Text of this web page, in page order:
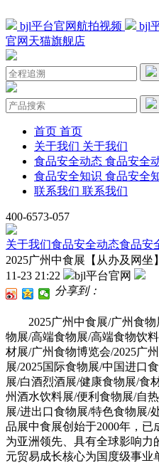
bjl平台官网航拍视频 bjl
官网天猫旗舰店
首页 首页
关于我们 关于我们
食品安全动态 食品安全
食品安全知识 食品安全
联系我们 联系我们
400-6573-057
关于我们食品安全动态食品安
2025广州中食展【从办及网坐
11-23 21:22
bjl平台官网
分享到：
2025广州中食展/广州食物
物展/高端食物展/高端食物饮
材展/广州食物博览会/2025广
展/2025国际食物展/中国进口
展/白酒烈酒展/健康食物展/食
州酒水饮料展/便利食物展/自
展/进出口食物展/特色食物展/
品展中食展创始于2000年，
为亚洲领先、具有全球影响
元贸易成长核心为国度级事业